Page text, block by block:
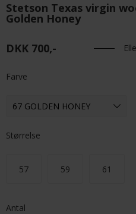
Stetson Texas virgin
Golden Honey
DKK 700,-
Farve
Størrelse
57 59 61
Antal